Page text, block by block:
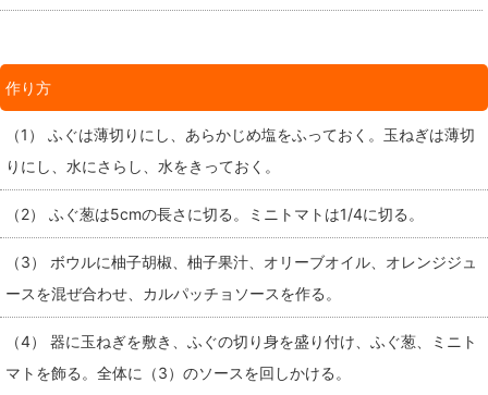
作り方
（1） ふぐは薄切りにし、あらかじめ塩をふっておく。玉ねぎは薄切
りにし、水にさらし、水をきっておく。
（2） ふぐ葱は5cmの長さに切る。ミニトマトは1/4に切る。
（3） ボウルに柚子胡椒、柚子果汁、オリーブオイル、オレンジジュ
ースを混ぜ合わせ、カルパッチョソースを作る。
（4） 器に玉ねぎを敷き、ふぐの切り身を盛り付け、ふぐ葱、ミニト
マトを飾る。全体に（3）のソースを回しかける。